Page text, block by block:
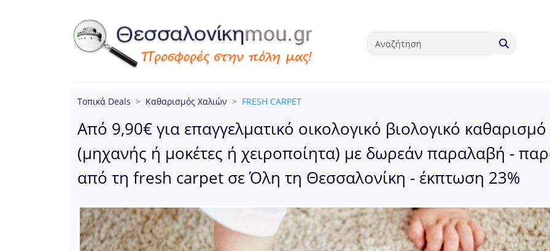
Τοπικά Deals Καθαρισμός Χαλιών FRESH CARPET
Από 9,90€ για επαγγελματικό οικολογικό βιολογικό
(μηχανής ή μοκέτες ή χειροποίητα) με δωρεάν παραλαβή -
από τη fresh carpet σε Όλη τη Θεσσαλονίκη - έκπτωση 23%